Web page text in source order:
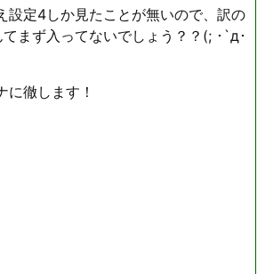
設定4しか見たことが無いので、訳の
まず入ってないでしょう？？(; ･`д･
に徹します！